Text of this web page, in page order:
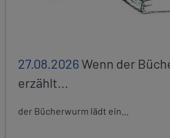
27.08.2026Wenn der
erzählt...
der Bücherwurm lädt ein...